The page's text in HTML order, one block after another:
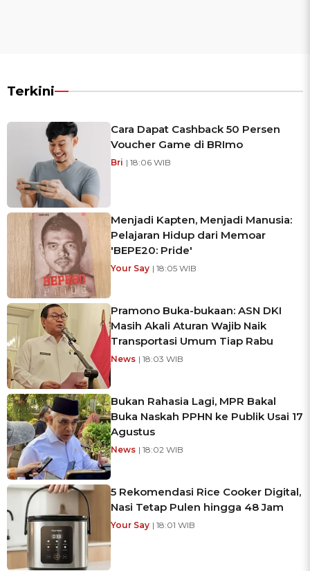
Terkini
Cara Dapat Cashback 50 Persen
Voucher Game di BRImo
Bri | 18:06 WIB
Menjadi Kapten, Menjadi Manusia:
Pelajaran Hidup dari Memoar
'BEPE20: Pride'
Your Say | 18:05 WIB
Pramono Buka-bukaan: ASN DKI
Masih Akali Aturan Wajib Naik
Transportasi Umum Tiap Rabu
News | 18:03 WIB
Bukan Rahasia Lagi, MPR Bakal
Buka Naskah PPHN ke Publik Usai 17
Agustus
News | 18:02 WIB
5 Rekomendasi Rice Cooker Digital,
Nasi Tetap Pulen hingga 48 Jam
Your Say | 18:01 WIB